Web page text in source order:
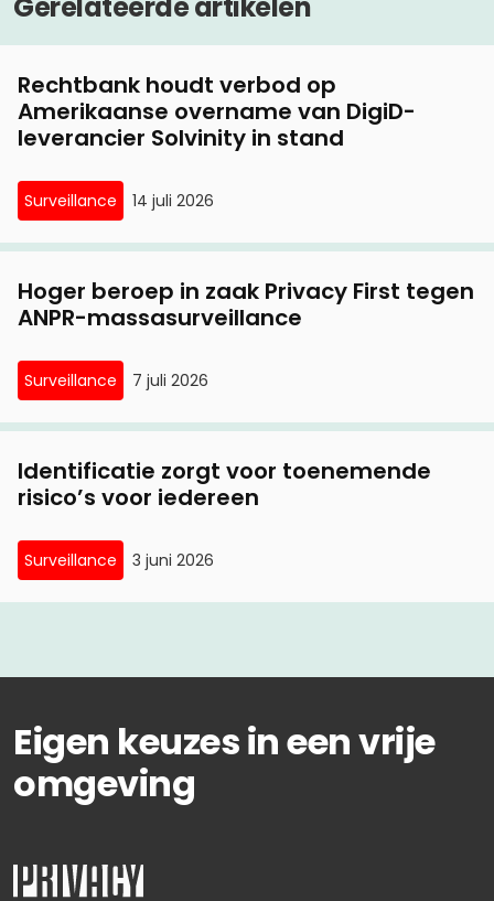
privacyschendend UBO-register
Gerelateerde artikelen
Rechtbank houdt verbod op
Amerikaanse overname van DigiD-
leverancier Solvinity in stand
Surveillance 14 juli 2026
Hoger beroep in zaak Privacy First tegen
ANPR-massasurveillance
Surveillance 7 juli 2026
Identificatie zorgt voor toenemende
risico’s voor iedereen
Surveillance 3 juni 2026
Eigen keuzes in een vrije
omgeving